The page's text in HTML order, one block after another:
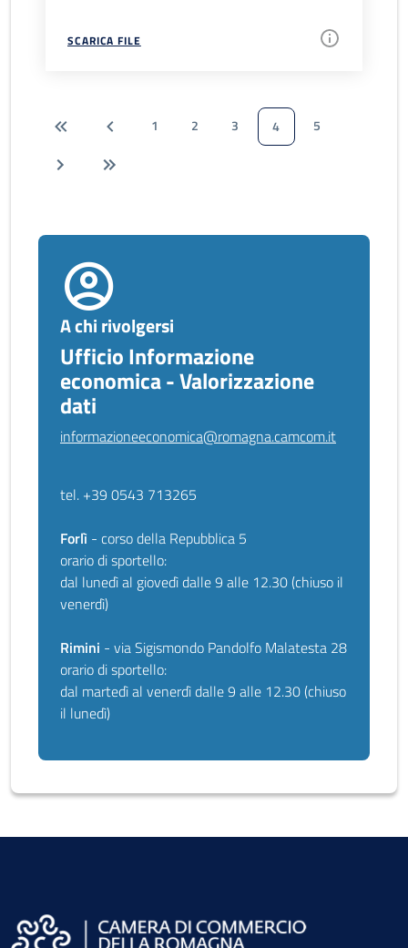
SCARICA FILE
1 2 3 4 5
A chi rivolgersi
Ufficio Informazione
economica - Valorizzazione
dati
informazioneeconomica@romagna.camcom.it
tel. +39 0543 713265
Forlì - corso della Repubblica 5
orario di sportello:
dal lunedì al giovedì dalle 9 alle 12.30 (chiuso il
venerdì)
Rimini - via Sigismondo Pandolfo Malatesta 28
orario di sportello:
dal martedì al venerdì dalle 9 alle 12.30 (chiuso
il lunedì)